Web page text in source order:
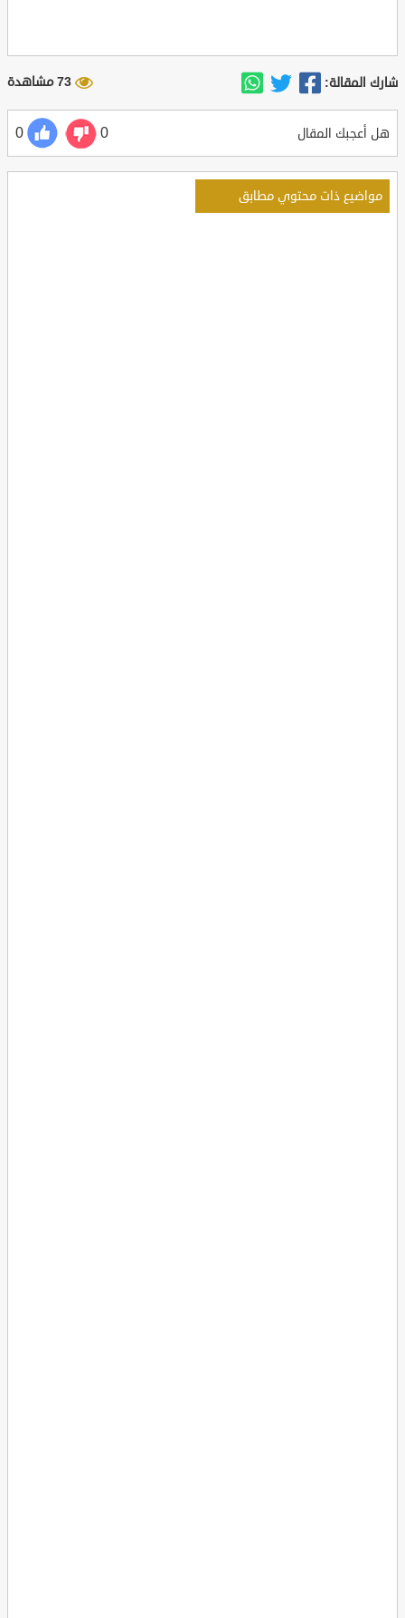
شارك المقالة: 73 مشاهدة
هل أعجبك المقال 0
0
مواضيع ذات محتوي مطابق